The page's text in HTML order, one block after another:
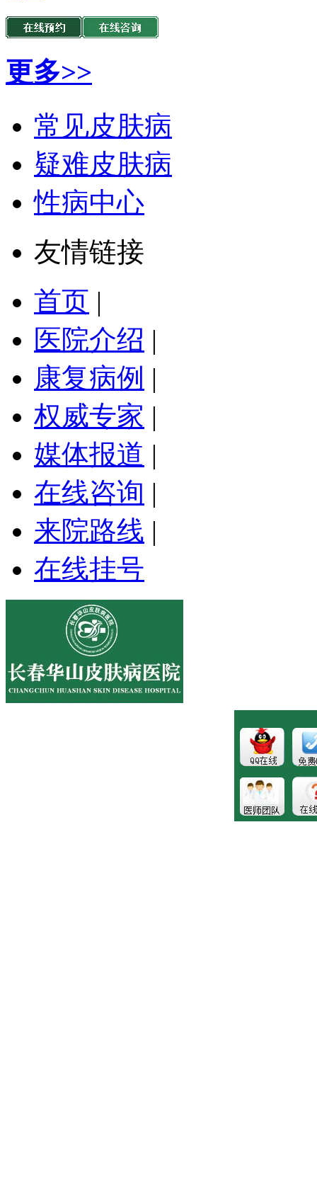
更多>>
常见皮肤病
疑难皮肤病
性病中心
友情链接
首页 |
医院介绍 |
康复病例 |
权威专家 |
媒体报道 |
在线咨询 |
来院路线 |
在线挂号